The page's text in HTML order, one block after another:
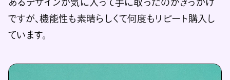
あるデザインが気に入って手に取ったのがきっかけ
ですが、機能性も素晴らしくて何度もリピート購入し
ています。